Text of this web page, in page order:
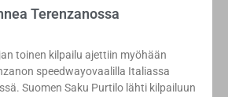
Terenzanossa
toinen kilpailu ajettiin myöhään
speedwayovaalilla Italiassa
Suomen Saku Purtilo lähti kilpailuun